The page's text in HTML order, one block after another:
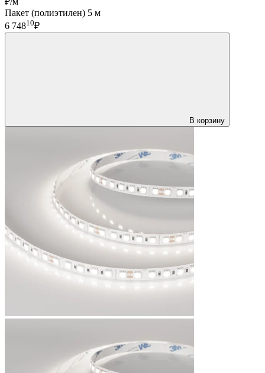
Пакет (полиэтилен) 5 м
6 74810₽
В корзину